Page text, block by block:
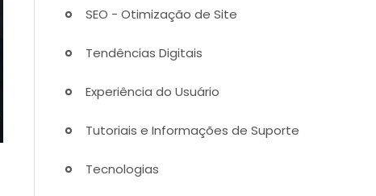
SEO - Otimização de Site
Tendências Digitais
Experiência do Usuário
Tutoriais e Informações de Suporte
Tecnologias